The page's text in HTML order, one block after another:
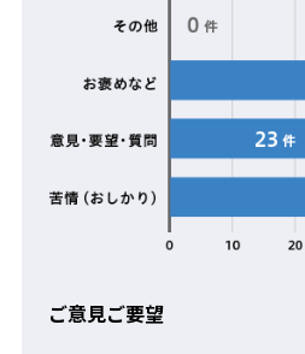
ご意見ご要望